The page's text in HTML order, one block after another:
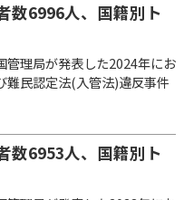
数6996人、国籍別ト
管理局が発表した2024年にお
難民認定法(入管法)違反事件
数6953人、国籍別ト